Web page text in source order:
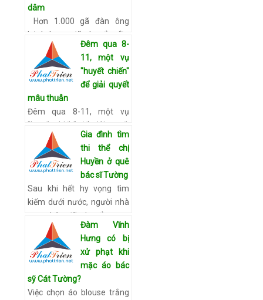
dâm
Hơn 1.000 gã đàn ông
bệnh hoạn đã chuyển tiền
cho một bé gái 10 tuổi gặp
ở các phòng tán gẫu trên
mạng để dụ em cởi quần
áo trước webcam cho chú…
Xem chi tiết
Đêm qua 8-
11, một vụ
"huyết chiến"
để giải quyết
mâu thuẫn
Đêm qua 8-11, một vụ
"huyết chiến" để giải quyết
mâu thuẫn giữa hai thanh
niên xảy ra tại Khu công
nghiệp Tân Phú Trung
huyện Củ Chi. Kết quả, một
ng…
Xem chi tiết
Gia đình tìm
thi thể chị
Huyền ở quê
bác sĩ Tường
Sau khi hết hy vọng tìm
kiếm dưới nước, người nhà
nạn nhân đã chuyển sang
tìm kiếm trên cạn theo lời
báo mộng. Tối 10/11, ông
Phạm Đức Quang (cậu
Xem chi tiết
Đàm Vĩnh
Hưng có bị
xử phạt khi
mặc áo bác
sỹ Cát Tường?
Việc chọn áo blouse trắng